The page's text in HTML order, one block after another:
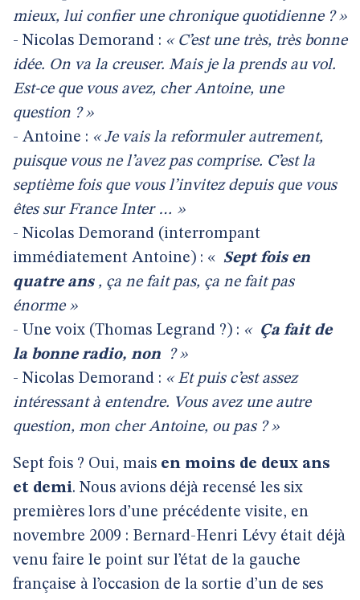
mieux, lui confier une chronique quotidienne ? »
- Nicolas Demorand : « C’est une très, très bonne
idée. On va la creuser. Mais je la prends au vol.
Est-ce que vous avez, cher Antoine, une
question ? »
- Antoine : « Je vais la reformuler autrement,
puisque vous ne l’avez pas comprise. C’est la
septième fois que vous l’invitez depuis que vous
êtes sur France Inter … »
- Nicolas Demorand (interrompant
immédiatement Antoine) : « Sept fois en
quatre ans , ça ne fait pas, ça ne fait pas
énorme »
- Une voix (Thomas Legrand ?) : « Ça fait de
la bonne radio, non
? »
- Nicolas Demorand : « Et puis c’est assez
intéressant à entendre. Vous avez une autre
question, mon cher Antoine, ou pas ? »
Sept fois ? Oui, mais en moins de deux ans
et demi. Nous avions déjà recensé les six
premières lors d’une précédente visite, en
novembre 2009 : Bernard-Henri Lévy était déjà
venu faire le point sur l’état de la gauche
française à l’occasion de la sortie d’un de ses